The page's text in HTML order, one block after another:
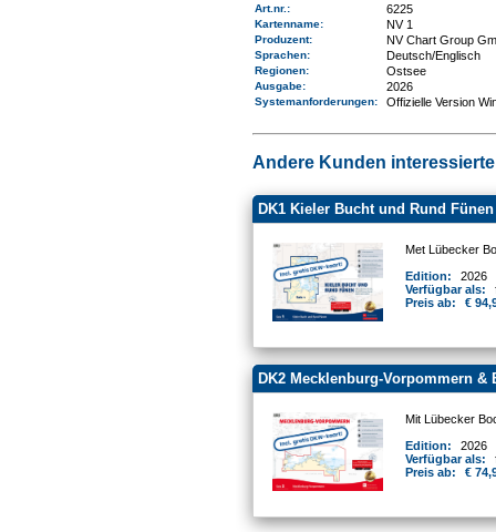
Art.nr. : 6225
Kartenname: NV 1
Produzent: NV Chart Group
Sprachen: Deutsch/Englisch
Regionen: Ostsee
Ausgabe: 2026
Systemanforderungen: Offizielle Version
Andere Kunden
DK1 Kieler Bucht und Rund Fünen
Met Lübecker
Edition:
2026
Verfügbar als:
Preis ab:
€
DK2 Mecklenburg-Vorpommern &
Mit Lübecker
Edition:
2026
Verfügbar als:
Preis ab:
€